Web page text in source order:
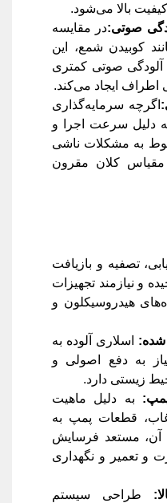
بالا می‌شود.
صوتی:در مقایسه
کوبیدن شمع، این
صوتی کمتری
ایجاد می‌کند.
: اگرچه سرمایه‌گذاری
به دلیل سرعت اجرا و
به مشکلات ناشی
کلان مقرون
تصفیه و بازیافت
و نیازمند تجهیزات
هیدروسیکلون و
: اسلاری آلوده به
به دفع اصولی و
زیستی دارد.
: به دلیل ماهیت
قطعات پمپ به
آن، مستعد فرسایش
و تعمیر و نگهداری
: طراحی سیستم